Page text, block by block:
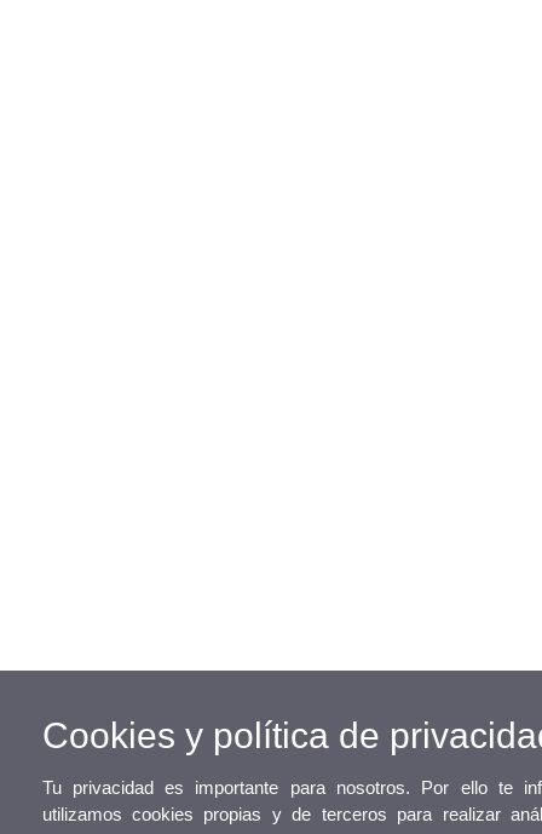
Cookies y política de
Tu privacidad es importante para nosotros. Por ello te
utilizamos cookies propias y de terceros para realizar